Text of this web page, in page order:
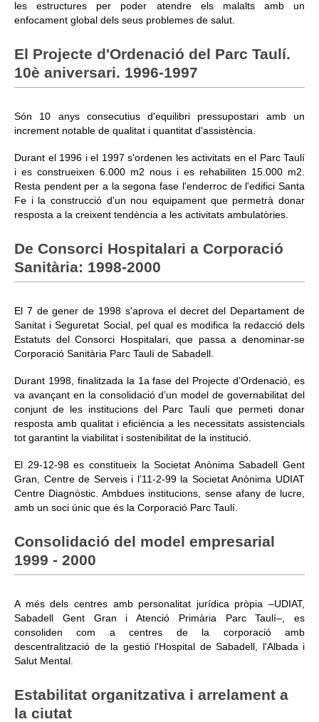
les estructures per poder atendre els malalts amb un
enfocament global dels seus problemes de salut.
El Projecte d'Ordenació del Parc Taulí.
10è aniversari. 1996-1997
Són 10 anys consecutius d'equilibri pressupostari amb un
increment notable de qualitat i quantitat d'assistència.
Durant el 1996 i el 1997 s'ordenen les activitats en el Parc Taulí
i es construeixen 6.000 m2 nous i es rehabiliten 15.000 m2.
Resta pendent per a la segona fase l'enderroc de l'edifici Santa
Fe i la construcció d'un nou equipament que permetrà donar
resposta a la creixent tendència a les activitats ambulatòries.
De Consorci Hospitalari a Corporació
Sanitària: 1998-2000
El 7 de gener de 1998 s'aprova el decret del Departament de
Sanitat i Seguretat Social, pel qual es modifica la redacció dels
Estatuts del Consorci Hospitalari, que passa a denominar-se
Corporació Sanitària Parc Taulí de Sabadell.
Durant 1998, finalitzada la 1a fase del Projecte d’Ordenació, es
va avançant en la consolidació d’un model de governabilitat del
conjunt de les institucions del Parc Taulí que permeti donar
resposta amb qualitat i eficiència a les necessitats assistencials
tot garantint la viabilitat i sostenibilitat de la institució.
El 29-12-98 es constitueix la Societat Anònima Sabadell Gent
Gran, Centre de Serveis i l’11-2-99 la Societat Anònima UDIAT
Centre Diagnòstic. Ambdues institucions, sense afany de lucre,
amb un soci únic que és la Corporació Parc Taulí.
Consolidació del model empresarial
1999 - 2000
A més dels centres amb personalitat jurídica pròpia –UDIAT,
Sabadell Gent Gran i Atenció Primària Parc Taulí–, es
consoliden com a centres de la corporació amb
descentralització de la gestió l'Hospital de Sabadell, l'Albada i
Salut Mental.
Estabilitat organitzativa i arrelament a
la ciutat